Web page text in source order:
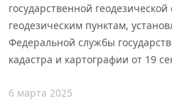
государственной
геодезическим пунктам,
Федеральной службы
кадастра и картографии от 19
6 марта 2025